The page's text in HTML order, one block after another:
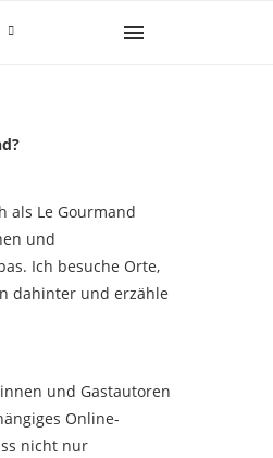
als Le Gourmand
und
Ich besuche Orte,
dahinter und erzähle
und Gastautoren
Online-
nicht nur